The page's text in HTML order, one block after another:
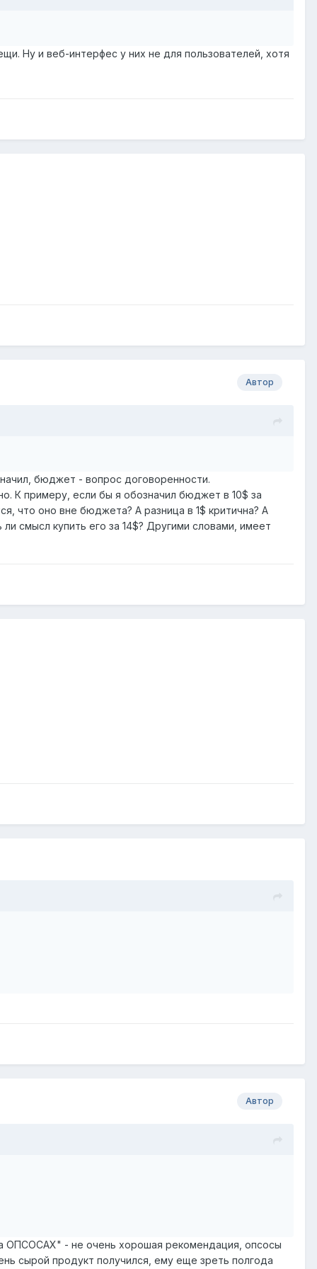
Ну и веб-интерфес у них не для пользователей, хотя
Автор
бюджет - вопрос договоренности.
К примеру, если бы я обозначил бюджет в 10$ за
что оно вне бюджета? А разница в 1$ критична? А
смысл купить его за 14$? Другими словами, имеет
Автор
ОПСОСАХ" - не очень хорошая рекомендация, опсосы
сырой продукт получился, ему еще зреть полгода